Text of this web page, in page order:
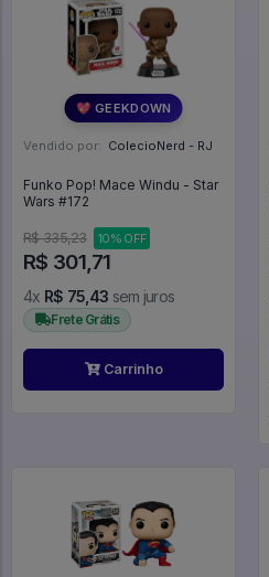
💖 GEEKDOWN
Vendido por: ColecioNerd - RJ
Funko Pop! Mace Windu - Star
Wars #172
R$ 335,23 10% OFF
R$ 301,71
4x R$ 75,43 sem juros
Frete Grátis
Carrinho